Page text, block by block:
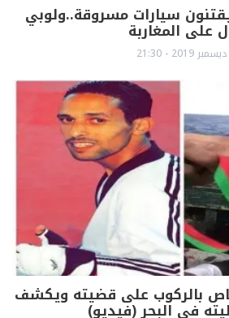
سيارات مسروقة..ولوبي
على المغاربة
بالركوب على قضيته ويكشف
في البحر (فيديو)